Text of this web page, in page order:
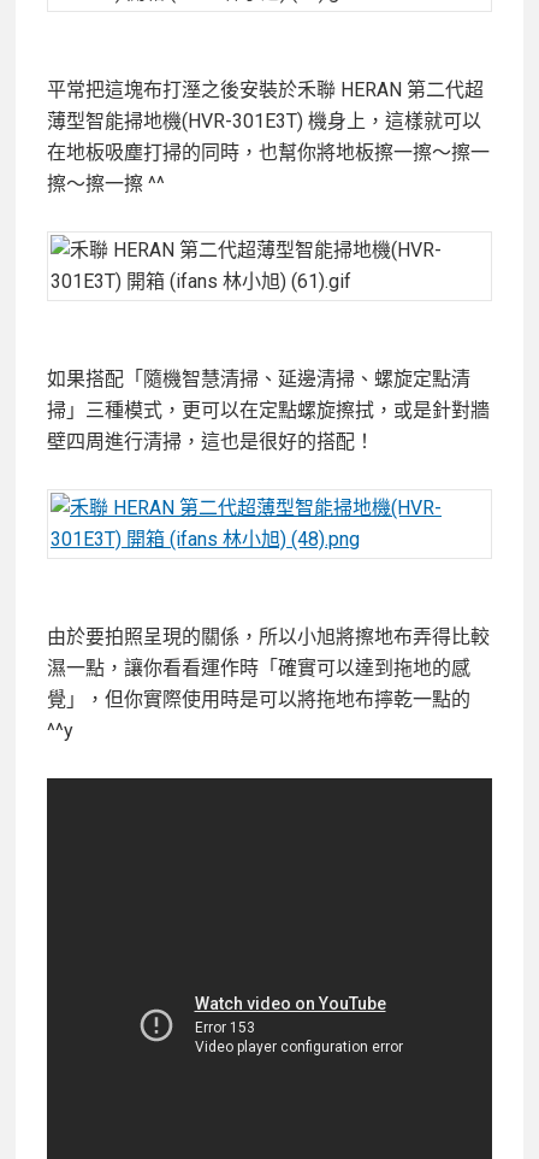
平常把這塊布打溼之後安裝於禾聯 HERAN 第二代超
薄型智能掃地機(HVR-301E3T) 機身上，這樣就可以
在地板吸塵打掃的同時，也幫你將地板擦一擦～擦一
擦～擦一擦 ^^
如果搭配「隨機智慧清掃、延邊清掃、螺旋定點清
掃」三種模式，更可以在定點螺旋擦拭，或是針對牆
壁四周進行清掃，這也是很好的搭配！
由於要拍照呈現的關係，所以小旭將擦地布弄得比較
濕一點，讓你看看運作時「確實可以達到拖地的感
覺」，但你實際使用時是可以將拖地布擰乾一點的
^^y